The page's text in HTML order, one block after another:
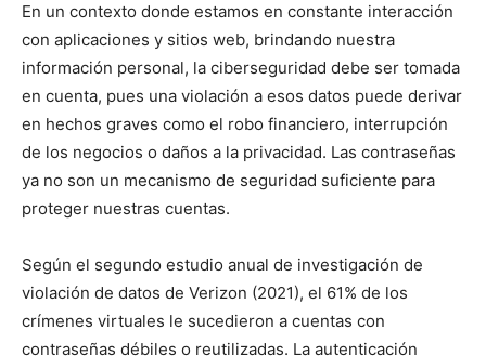
En un contexto donde estamos en constante interacción
con aplicaciones y sitios web, brindando nuestra
información personal, la ciberseguridad debe ser tomada
en cuenta, pues una violación a esos datos puede derivar
en hechos graves como el robo financiero, interrupción
de los negocios o daños a la privacidad. Las contraseñas
ya no son un mecanismo de seguridad suficiente para
proteger nuestras cuentas.
Según el segundo estudio anual de investigación de
violación de datos de Verizon (2021), el 61% de los
crímenes virtuales le sucedieron a cuentas con
contraseñas débiles o reutilizadas. La autenticación